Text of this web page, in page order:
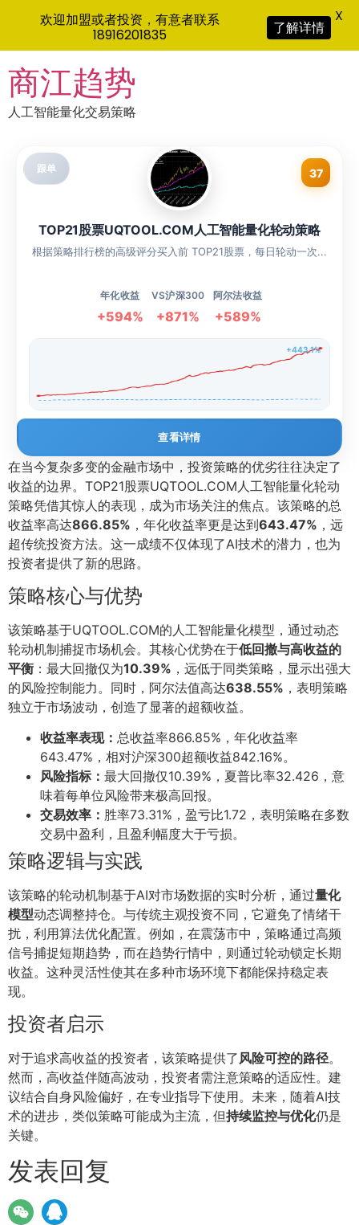
to
content
商江趋势
人工智能量化交易策略
跟单 37
TOP21股票UQTOOL.COM人工智能量化轮动策略
根据策略排行榜的高级评分买入前 TOP21股票，每日轮动一次...
年化收益
+594%
VS沪深300
+871%
阿尔法收益
+589%
+443.1%
查看详情
在当今复杂多变的金融市场中，投资策略的优劣往往决定了
收益的边界。TOP21股票UQTOOL.COM人工智能量化轮动
策略凭借其惊人的表现，成为市场关注的焦点。该策略的总
收益率高达866.85% ，年化收益率更是达到643.47% ，远
超传统投资方法。这一成绩不仅体现了AI技术的潜力，也为
投资者提供了新的思路。
策略核心与优势
该策略基于UQTOOL.COM的人工智能量化模型，通过动态
轮动机制捕捉市场机会。其核心优势在于低回撤与高收益的
平衡 ：最大回撤仅为10.39% ，远低于同类策略，显示出强大
的风险控制能力。同时，阿尔法值高达638.55% ，表明策略
独立于市场波动，创造了显著的超额收益。
收益率表现： 总收益率866.85%，年化收益率
643.47%，相对沪深300超额收益842.16%。
风险指标： 最大回撤仅10.39%，夏普比率32.426，意
味着每单位风险带来极高回报。
交易效率： 胜率73.31%，盈亏比1.72，表明策略在多数
交易中盈利，且盈利幅度大于亏损。
策略逻辑与实践
该策略的轮动机制基于AI对市场数据的实时分析，通过量化
模型动态调整持仓。与传统主观投资不同，它避免了情绪干
扰，利用算法优化配置。例如，在震荡市中，策略通过高频
信号捕捉短期趋势，而在趋势行情中，则通过轮动锁定长期
收益。这种灵活性使其在多种市场环境下都能保持稳定表
现。
投资者启示
对于追求高收益的投资者，该策略提供了 风险可控的路径。
然而，高收益伴随高波动，投资者需注意策略的适应性。建
议结合自身风险偏好，在专业指导下使用。未来，随着AI技
术的进步，类似策略可能成为主流，但持续监控与优化仍是
关键。
发表回复
欢迎加盟或者投资，有意者联系
18916201835
了解详情
X